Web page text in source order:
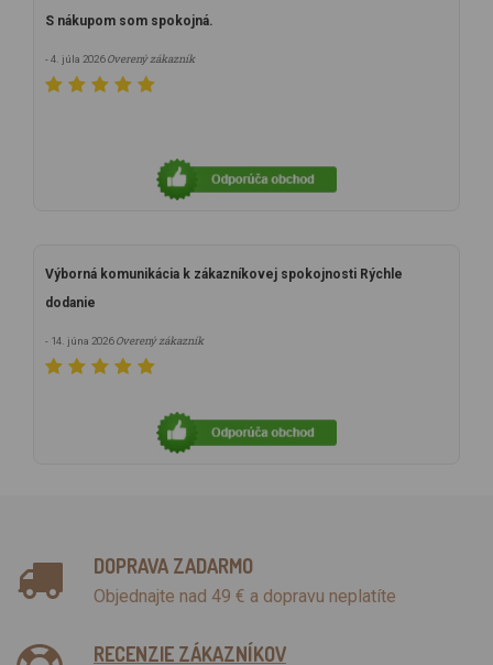
S nákupom som spokojná.
- 4. júla 2026Overený zákazník
Výborná komunikácia k zákazníkovej spokojnosti Rýchle
dodanie
- 14. júna 2026Overený zákazník
DOPRAVA ZADARMO
Objednajte nad 49 € a dopravu neplatíte
RECENZIE ZÁKAZNÍKOV